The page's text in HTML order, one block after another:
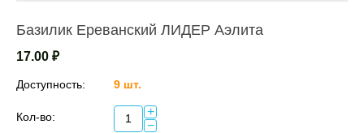
Базилик Ереванский ЛИДЕР Аэлита
17.00 ₽
Доступность: 9 шт.
Кол-во:
+
−